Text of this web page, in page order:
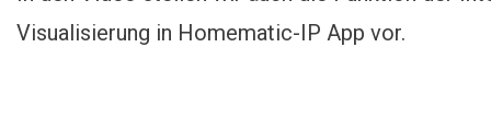
Visualisierung in Homematic-IP App vor.